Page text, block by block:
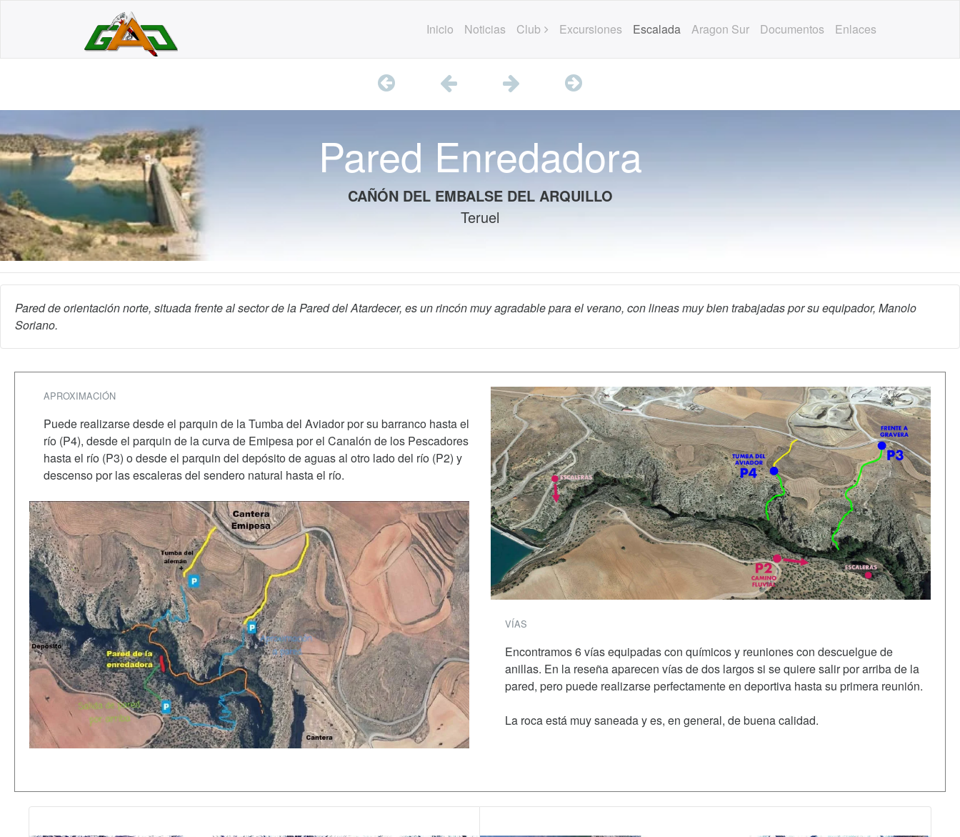
Inicio Noticias Club Excursiones Escalada Aragon Sur Documentos Enlaces
Pared Enredadora
CAÑÓN DEL EMBALSE DEL ARQUILLO
Teruel
Pared de orientación norte, situada frente al sector de la Pared del Atardecer, es un rincón muy agradable para el verano, con lineas muy bien trabajadas por su equipador, Manolo
Soriano.
APROXIMACIÓN
Puede realizarse desde el parquin de la Tumba del Aviador por su barranco hasta el
río (P4), desde el parquin de la curva de Emipesa por el Canalón de los Pescadores
hasta el río (P3) o desde el parquin del depósito de aguas al otro lado del río (P2) y
descenso por las escaleras del sendero natural hasta el río.
VÍAS
Encontramos 6 vías equipadas con químicos y reuniones con descuelgue de
anillas. En la reseña aparecen vías de dos largos si se quiere salir por arriba de la
pared, pero puede realizarse perfectamente en deportiva hasta su primera reunión.
La roca está muy saneada y es, en general, de buena calidad.